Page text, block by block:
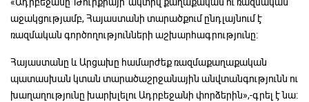
«Ադրբեջանը՝ Թուրքիայի՝ ակտիվ քաղաքական ու ռազմական
աջակցությամբ, Հայաստանի տարածքում ընդլայնում է
ռազմական գործողությունների աշխարհագրությունը:
Հայաստանը և Արցախը համարժեք ռազմաքաղաքական
պատասխան կտան տարածաշրջանային անվտանգությունն ու
խաղաղությունը խարխլելու Ադրբեջանի փորձերին»,-գրել է նա: